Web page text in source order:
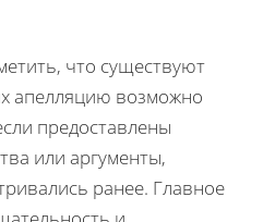
что существуют
апелляцию возможно
предоставлены
или аргументы,
ранее. Главное